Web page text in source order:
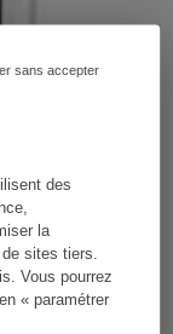
des
la
sites tiers.
Vous pourrez
« paramétrer
sans accepter